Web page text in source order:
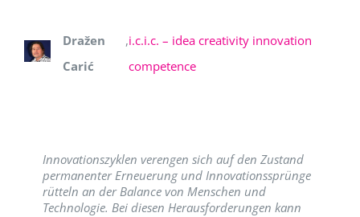
Dražen
Carić
,i.c.i.c. – idea creativity innovation
competence
Innovationszyklen verengen sich auf den Zustand
permanenter Erneuerung und Innovationssprünge
rütteln an der Balance von Menschen und
Technologie. Bei diesen Herausforderungen kann